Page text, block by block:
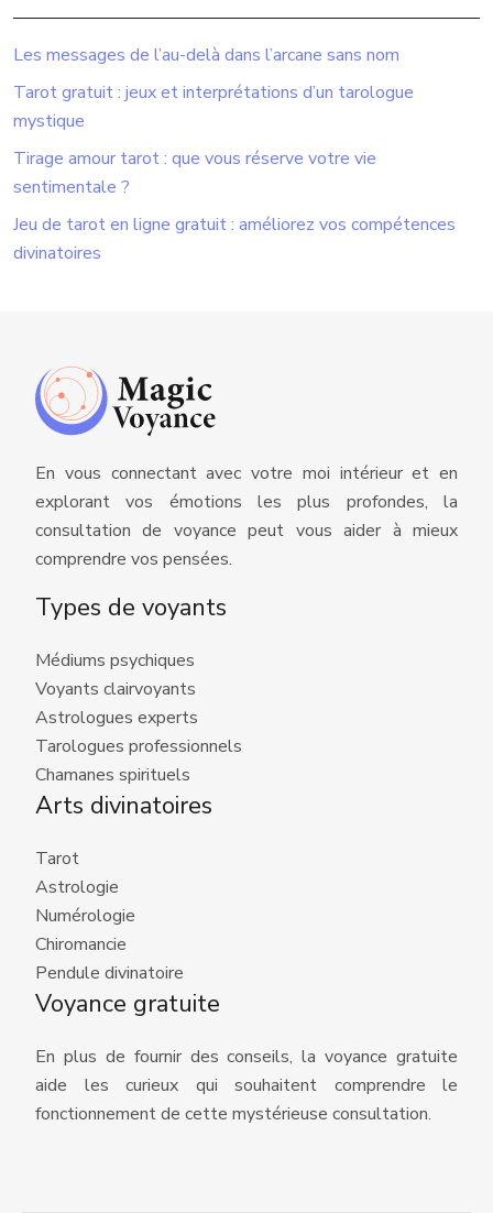
Les messages de l’au-delà dans l’arcane sans nom
Tarot gratuit : jeux et interprétations d’un tarologue
mystique
Tirage amour tarot : que vous réserve votre vie
sentimentale ?
Jeu de tarot en ligne gratuit : améliorez vos compétences
divinatoires
En vous connectant avec votre moi intérieur et en
explorant vos émotions les plus profondes, la
consultation de voyance peut vous aider à mieux
comprendre vos pensées.
Types de voyants
Médiums psychiques
Voyants clairvoyants
Astrologues experts
Tarologues professionnels
Chamanes spirituels
Arts divinatoires
Tarot
Astrologie
Numérologie
Chiromancie
Pendule divinatoire
Voyance gratuite
En plus de fournir des conseils, la voyance gratuite
aide les curieux qui souhaitent comprendre le
fonctionnement de cette mystérieuse consultation.